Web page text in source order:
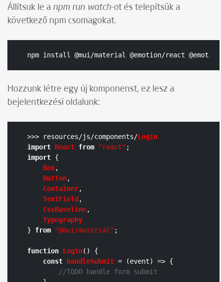
Állítsuk le a npm run watch-ot és telepítsük a
következő npm csomagokat.
npm install @mui/material @emotion/react
Hozzunk létre egy új komponenst, ez lesz a
bejelentkezési oldalunk:
>>> resources/js/components/Login
import React from "react"
import {
Box,
Button,
Container,
TextField ,
CssBaseline,
Typography
} from "@mui/material" ;
function Login( ) {
const
handleSubmit = (event) => {
//TODO handle form submit